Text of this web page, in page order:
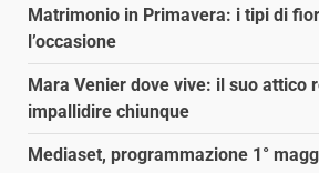
Matrimonio in Primavera: i tipi di
l’occasione
Mara Venier dove vive: il suo attico
impallidire chiunque
Mediaset, programmazione 1°